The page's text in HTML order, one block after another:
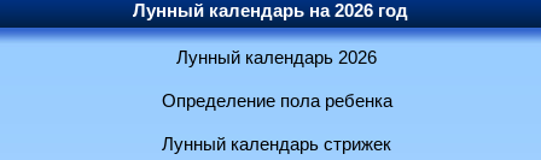
Лунный календарь на 2026 год
Лунный календарь 2026
Определение пола ребенка
Лунный календарь стрижек